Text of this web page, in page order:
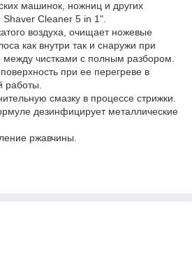
машинок, ножниц и других
Cleaner 5 in 1".
воздуха, очищает ножевые
как внутри так и снаружи при
чистками с полным разбором.
при ее перегреве в
работы.
смазку в процессе стрижки.
дезинфицирует металлические
ржавчины.